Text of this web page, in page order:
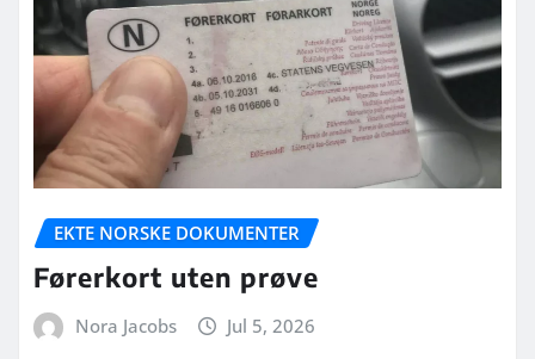
EKTE NORSKE DOKUMENTER
Førerkort uten prøve
Nora Jacobs Jul 5, 2026